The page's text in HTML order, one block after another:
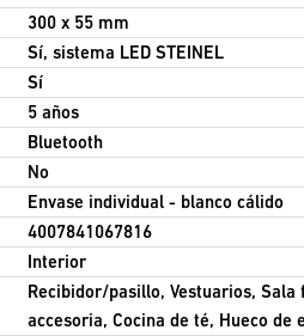
300 x 55 mm
Sí, sistema LED STEINEL
Sí
5 años
Bluetooth
No
Envase individual - blanco cálido
4007841067816
Interior
Recibidor/pasillo, Vestuarios,
accesoria, Cocina de té, Hueco de